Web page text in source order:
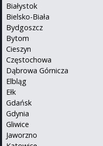
Białystok
Bielsko-Biała
Bydgoszcz
Bytom
Cieszyn
Częstochowa
Dąbrowa Górnicza
Elbląg
Ełk
Gdańsk
Gdynia
Gliwice
Jaworzno